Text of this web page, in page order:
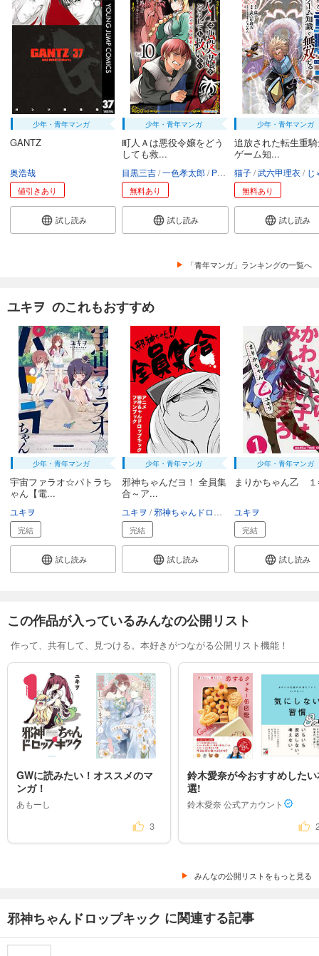
少年・青年マンガ
GANTZ
奥浩哉
値引きあり
試し読み
少年・青年マンガ
町人Ａは悪役令嬢をどう
しても救...
目黒三吉 一色孝太郎 Parum
無料あり
試し読み
少年・青年マンガ
追放された転生重
ゲーム知...
猫子 武六甲理衣 じゃ
無料あり
試し読み
「青年マンガ」ランキングの一覧へ
ユキヲ のこれもおすすめ
少年・青年マンガ
宇宙ファラオ☆パトラち
ゃん【電...
ユキヲ
完結
試し読み
少年・青年マンガ
邪神ちゃんだヨ！ 全員集
合～ア...
ユキヲ 邪神ちゃんドロップキック'製作委員会
完結
試し読み
少年・青年マンガ
まりかちゃん乙
ユキヲ
完結
試し読み
この作品が入っているみんなの公開リスト
作って、共有して、見つける。本好きがつながる公開リスト機能！
GWに読みたい！オススメのマ
ンガ！
あもーし
3
鈴木愛奈が今おすすめした
選!
鈴木愛奈 公式アカウント
みんなの公開リストをもっと見る
邪神ちゃんドロップキック に関連する記事